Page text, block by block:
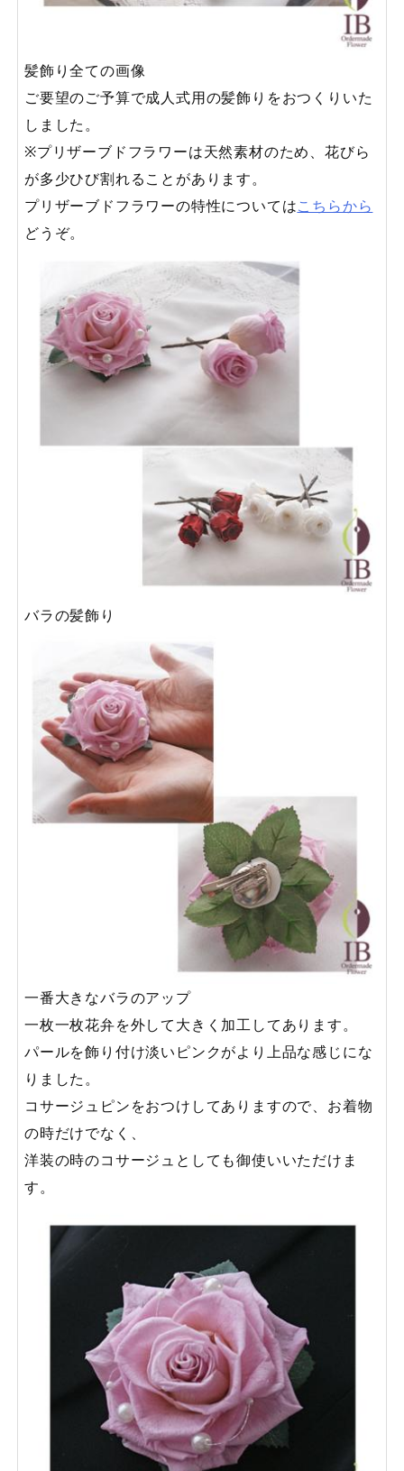
髪飾り全ての画像
ご要望のご予算で成人式用の髪飾りをおつくりいた
しました。
※プリザーブドフラワーは天然素材のため、花びら
が多少ひび割れることがあります。
プリザーブドフラワーの特性についてはこちらから
どうぞ。
バラの髪飾り
一番大きなバラのアップ
一枚一枚花弁を外して大きく加工してあります。
パールを飾り付け淡いピンクがより上品な感じにな
りました。
コサージュピンをおつけしてありますので、お着物
の時だけでなく、
洋装の時のコサージュとしても御使いいただけま
す。